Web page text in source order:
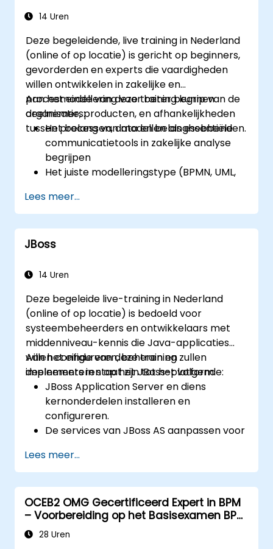
Het workflow en de structuur binnen uw
Best practices bevordert door het
toepassen van bedrijfspatronen
14 Uren
Deze begeleidende, live training in Nederland
(online of op locatie) is gericht op beginners,
gevorderden en experts die vaardigheden
willen ontwikkelen in zakelijke en
procesmodellering voor beter begrip van de
organisatie, producten, en afhankelijkheden
tussen processen, data en belanghebbenden.
Aan het einde van deze training kunnen
deelnemers:
Het belang van modellen als essentiële
communicatietools in zakelijke analyse
begrijpen
Het juiste modelleringstype (BPMN, UML,
selecteren voor een specifiek
bedrijfsdoel.
Complexe bedrijfsprocessen onleden in
duidelijke diagrammen decomponeren.
processen, data en systeemactanten.
correctheid en effectiviteit van
gecreëerde bedrijfsmodellen te
beoordelen.
Lees meer...
JBoss
14 Uren
Deze begeleide live-training in Nederland
(online of op locatie) is bedoeld voor
systeembeheerders en ontwikkelaars met
middenniveau-kennis die Java-applicaties
willen configureren, beheren en
implementeren op het JBoss-platform.
Aan het einde van deze training zullen
deelnemers in staat zijn tot het volgende:
JBoss Application Server en diens
kernonderdelen installeren en
configureren.
De services van JBoss AS aanpassen voor
transactiebeheer.
EJB 3-sessiebeans en webapplicaties
ontwikkelen en implementeren.
Het JBoss Messaging Service gebruiken
om JMS-applicaties te implementeren en
te beheren.
Lees meer...
OCEB2 OMG Gecertificeerd Expert in BPM
– Voorbereiding op het Basisexamen BPM
2
28 Uren